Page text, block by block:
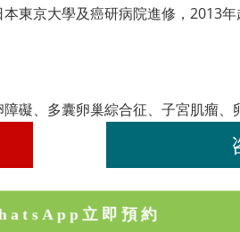
東京大學及癌研病院進修，2013
礙、多囊卵巢綜合征、子宮肌瘤、
立即預約